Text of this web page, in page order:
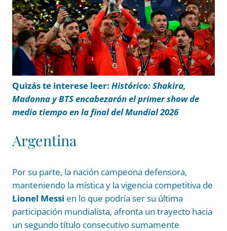
Quizás te interese leer: Histórico: Shakira,
Madonna y BTS encabezarán el primer show de
medio tiempo en la final del Mundial 2026
Argentina
Por su parte, la nación campeona defensora,
manteniendo la mística y la vigencia competitiva de
Lionel Messi en lo que podría ser su última
participación mundialista, afronta un trayecto hacia
un segundo título consecutivo sumamente